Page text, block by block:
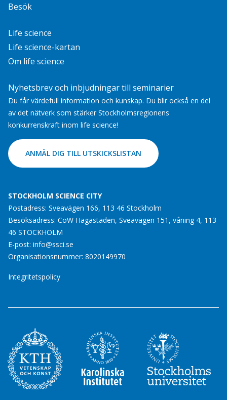
Besök
Life science
Life science-kartan
Om life science
Nyhetsbrev och inbjudningar till seminarier
Du får värdefull information och kunskap. Du blir också en del
av det nätverk som stärker Stockholmsregionens
konkurrenskraft inom life science!
ANMÄL DIG TILL UTSKICKSLISTAN
STOCKHOLM SCIENCE CITY
Postadress: Sveavägen 166, 113 46 Stockholm
Besöksadress: CoW Hagastaden, Sveavägen 151, våning 4, 113
46 STOCKHOLM
E-post: info@ssci.se
Organisationsnummer: 8020149970
Integritetspolicy